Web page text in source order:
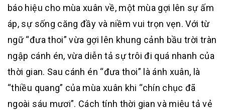
báo hiệu cho mùa xuân về, một mùa gợi lên sự ấm
áp, sự sống căng đầy và niềm vui trọn vẹn. Với từ
ngữ “đưa thoi” vừa gợi lên khung cảnh bầu trời tràn
ngập cánh én, vừa diễn tả sự trôi đi quá nhanh của
thời gian. Sau cánh én “đưa thoi” là ánh xuân, là
“thiều quang” của mùa xuân khi “chín chục đã
ngoài sáu mươi”. Cách tính thời gian và miêu tả vẻ